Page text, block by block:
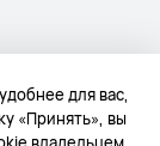
для вас,
«Принять», вы